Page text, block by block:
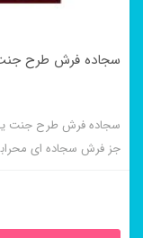
سجاده فرش طرح
سجاده فرش طرح جنت
جز فرش سجاده ای